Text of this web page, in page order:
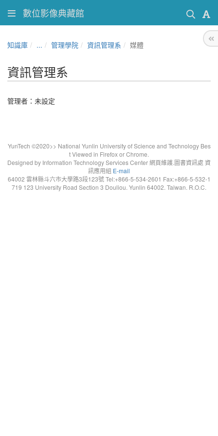
數位影像典藏館
知識庫 ... 管理學院 資訊管理系 媒體
資訊管理系
管理者：未設定
YunTech ©2020>> National Yunlin University of Science and Technology Bes
t Viewed in Firefox or Chrome.
Designed by Information Technology Services Center 網頁維護.圖書資訊處 資
訊應用組 E-mail
64002 雲林縣斗六市大學路3段123號 Tel:+866-5-534-2601 Fax:+866-5-532-1
719 123 University Road Section 3 Douliou. Yunlin 64002. Taiwan. R.O.C.